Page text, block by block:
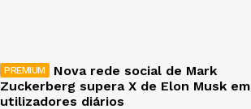
Nova rede social de Mark
Zuckerberg supera X de Elon Musk em
utilizadores diários